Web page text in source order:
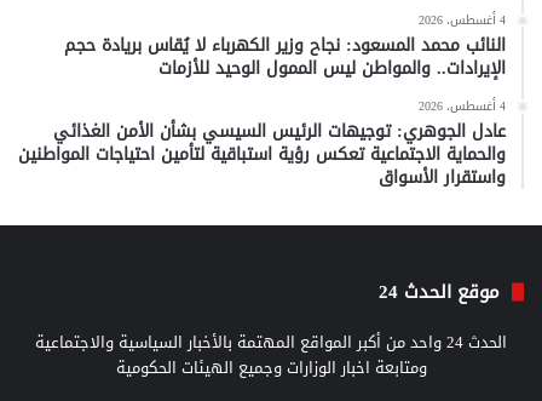
4 أغسطس، 2026
النائب محمد المسعود: نجاح وزير الكهرباء لا يُقاس بريادة حجم
الإيرادات.. والمواطن ليس الممول الوحيد للأزمات
4 أغسطس، 2026
عادل الجوهري: توجيهات الرئيس السيسي بشأن الأمن الغذائي
والحماية الاجتماعية تعكس رؤية استباقية لتأمين احتياجات المواطنين
واستقرار الأسواق
موقع الحدث 24
الحدث 24 واحد من أكبر المواقع المهتمة بالأخبار السياسية والاجتماعية
ومتابعة اخبار الوزارات وجميع الهيئات الحكومية